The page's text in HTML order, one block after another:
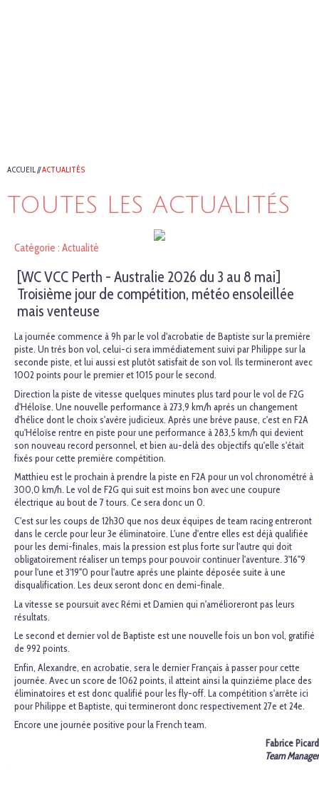
ACCUEIL//ACTUALITÉS
TOUTES LES ACTUALITÉS
Catégorie : Actualité
[WC VCC Perth - Australie 2026 du 3 au 8 mai]
Troisième jour de compétition, météo ensoleillée
mais venteuse
La journée commence à 9h par le vol d'acrobatie de Baptiste sur la première
piste. Un très bon vol, celui-ci sera immédiatement suivi par Philippe sur la
seconde piste, et lui aussi est plutôt satisfait de son vol. Ils termineront avec
1002 points pour le premier et 1015 pour le second.
Direction la piste de vitesse quelques minutes plus tard pour le vol de F2G
d'Héloïse. Une nouvelle performance à 273,9 km/h après un changement
d'hélice dont le choix s'avère judicieux. Après une brève pause, c'est en F2A
qu'Héloïse rentre en piste pour une performance à 283,5 km/h qui devient
son nouveau record personnel, et bien au-delà des objectifs qu'elle s'était
fixés pour cette première compétition.
Matthieu est le prochain à prendre la piste en F2A pour un vol chronométré à
300,0 km/h. Le vol de F2G qui suit est moins bon avec une coupure
électrique au bout de 7 tours. Ce sera donc un 0.
C'est sur les coups de 12h30 que nos deux équipes de team racing entreront
dans le cercle pour leur 3e éliminatoire. L'une d'entre elles est déjà qualifiée
pour les demi-finales, mais la pression est plus forte sur l'autre qui doit
obligatoirement réaliser un temps pour pouvoir continuer l'aventure. 3'16"9
pour l'une et 3'19"0 pour l'autre après une plainte déposée suite à une
disqualification. Les deux seront donc en demi-finale.
La vitesse se poursuit avec Rémi et Damien qui n'amélioreront pas leurs
résultats.
Le second et dernier vol de Baptiste est une nouvelle fois un bon vol, gratifié
de 992 points.
Enfin, Alexandre, en acrobatie, sera le dernier Français à passer pour cette
journée. Avec un score de 1062 points, il atteint ainsi la quinzième place des
éliminatoires et est donc qualifié pour les fly-off. La compétition s'arrête ici
pour Philippe et Baptiste, qui termineront donc respectivement 27e et 24e.
Encore une journée positive pour la French team.
Fabrice Picard
Team Manager